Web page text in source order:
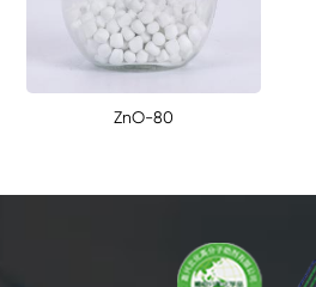
ZnO-80